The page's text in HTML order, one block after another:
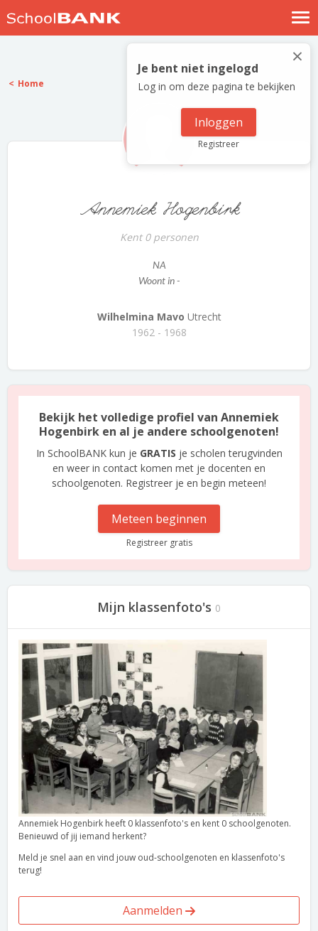
Nostalgische verhalen
Log in
Meld je gratis aan
×
Je bent niet ingelogd
Log in om deze pagina te bekijken
Inloggen
Registreer
Home
Annemiek Hogenbirk
Kent 0 personen
NA
Woont in -
Wilhelmina Mavo Utrecht
1962 - 1968
Bekijk het volledige profiel van Annemiek
Hogenbirk en al je andere schoolgenoten!
In SchoolBANK kun je GRATIS je scholen terugvinden
en weer in contact komen met je docenten en
schoolgenoten. Registreer je en begin meteen!
Meteen beginnen
Registreer gratis
Mijn klassenfoto's 0
Annemiek Hogenbirk heeft 0 klassenfoto's en kent 0 schoolgenoten.
Benieuwd of jij iemand herkent?
Meld je snel aan en vind jouw oud-schoolgenoten en klassenfoto's
terug!
Aanmelden